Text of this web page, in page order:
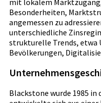
Besonderheiten,
angemessen zu
unterschiedliche
strukturelle Trends, etwa
Bevölkerungen,
Blackstone wurde 1985 in